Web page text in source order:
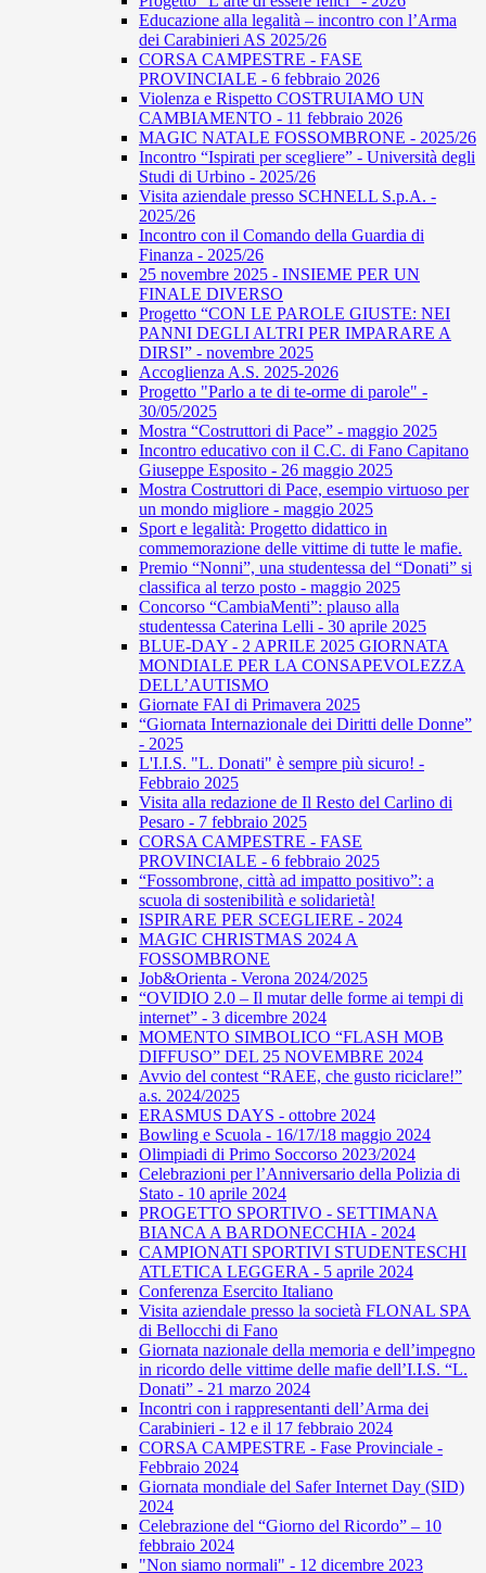
Educazione alla legalità – incontro con l’Arma
dei Carabinieri AS 2025/26
CORSA CAMPESTRE - FASE
PROVINCIALE - 6 febbraio 2026
Violenza e Rispetto COSTRUIAMO UN
CAMBIAMENTO - 11 febbraio 2026
MAGIC NATALE FOSSOMBRONE - 2025/26
Incontro “Ispirati per scegliere” - Università degli
Studi di Urbino - 2025/26
Visita aziendale presso SCHNELL S.p.A. -
2025/26
Incontro con il Comando della Guardia di
Finanza - 2025/26
25 novembre 2025 - INSIEME PER UN
FINALE DIVERSO
Progetto “CON LE PAROLE GIUSTE: NEI
PANNI DEGLI ALTRI PER IMPARARE A
DIRSI” - novembre 2025
Accoglienza A.S. 2025-2026
Progetto "Parlo a te di te-orme di parole" -
30/05/2025
Mostra “Costruttori di Pace” - maggio 2025
Incontro educativo con il C.C. di Fano Capitano
Giuseppe Esposito - 26 maggio 2025
Mostra Costruttori di Pace, esempio virtuoso per
un mondo migliore - maggio 2025
Sport e legalità: Progetto didattico in
commemorazione delle vittime di tutte le mafie.
Premio “Nonni”, una studentessa del “Donati” si
classifica al terzo posto - maggio 2025
Concorso “CambiaMenti”: plauso alla
studentessa Caterina Lelli - 30 aprile 2025
BLUE-DAY - 2 APRILE 2025 GIORNATA
MONDIALE PER LA CONSAPEVOLEZZA
DELL’AUTISMO
Giornate FAI di Primavera 2025
“Giornata Internazionale dei Diritti delle Donne”
- 2025
L'I.I.S. "L. Donati" è sempre più sicuro! -
Febbraio 2025
Visita alla redazione de Il Resto del Carlino di
Pesaro - 7 febbraio 2025
CORSA CAMPESTRE - FASE
PROVINCIALE - 6 febbraio 2025
“Fossombrone, città ad impatto positivo”: a
scuola di sostenibilità e solidarietà!
ISPIRARE PER SCEGLIERE - 2024
MAGIC CHRISTMAS 2024 A
FOSSOMBRONE
Job&Orienta - Verona 2024/2025
“OVIDIO 2.0 – Il mutar delle forme ai tempi di
internet” - 3 dicembre 2024
MOMENTO SIMBOLICO “FLASH MOB
DIFFUSO” DEL 25 NOVEMBRE 2024
Avvio del contest “RAEE, che gusto riciclare!”
a.s. 2024/2025
ERASMUS DAYS - ottobre 2024
Bowling e Scuola - 16/17/18 maggio 2024
Olimpiadi di Primo Soccorso 2023/2024
Celebrazioni per l’Anniversario della Polizia di
Stato - 10 aprile 2024
PROGETTO SPORTIVO - SETTIMANA
BIANCA A BARDONECCHIA - 2024
CAMPIONATI SPORTIVI STUDENTESCHI
ATLETICA LEGGERA - 5 aprile 2024
Conferenza Esercito Italiano
Visita aziendale presso la società FLONAL SPA
di Bellocchi di Fano
Giornata nazionale della memoria e dell’impegno
in ricordo delle vittime delle mafie dell’I.I.S. “L.
Donati” - 21 marzo 2024
Incontri con i rappresentanti dell’Arma dei
Carabinieri - 12 e il 17 febbraio 2024
CORSA CAMPESTRE - Fase Provinciale -
Febbraio 2024
Giornata mondiale del Safer Internet Day (SID)
2024
Celebrazione del “Giorno del Ricordo” – 10
febbraio 2024
"Non siamo normali" - 12 dicembre 2023